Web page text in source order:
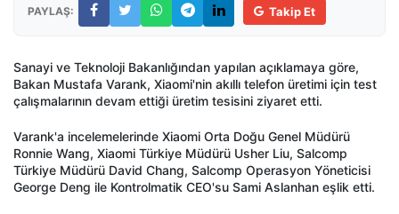
PAYLAŞ: Takip Et
Sanayi ve Teknoloji Bakanlığından yapılan açıklamaya göre,
Bakan Mustafa Varank, Xiaomi'nin akıllı telefon üretimi için test
çalışmalarının devam ettiği üretim tesisini ziyaret etti.
Varank'a incelemelerinde Xiaomi Orta Doğu Genel Müdürü
Ronnie Wang, Xiaomi Türkiye Müdürü Usher Liu, Salcomp
Türkiye Müdürü David Chang, Salcomp Operasyon Yöneticisi
George Deng ile Kontrolmatik CEO'su Sami Aslanhan eşlik etti.